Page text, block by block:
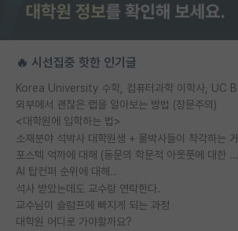
🔥 시선집중 핫한 인기글
외부에서 괜찮은 랩을 알아보는 방법 (장문주의)
<대학원에 입학하는 법>
소재분야 석박사 대학원생 + 물박사들이 착각하는 거
포스텍 억까에 대해 (동문의 학문적 아웃풋에 대한 반박)
AI 탑컨퍼 순위에 대해..
석사 받았는데도 교수랑 연락한다.
교수님이 슬럼프에 빠지게 되는 과정
대학원 어디로 가야할까요?